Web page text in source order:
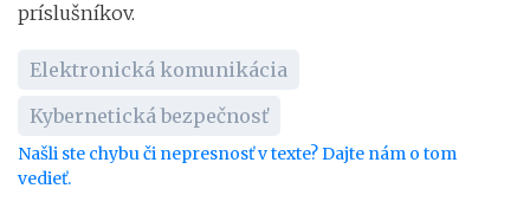
príslušníkov.
Elektronická komunikácia
Kybernetická bezpečnosť
Našli ste chybu či nepresnosť v texte? Dajte nám o tom
vedieť.